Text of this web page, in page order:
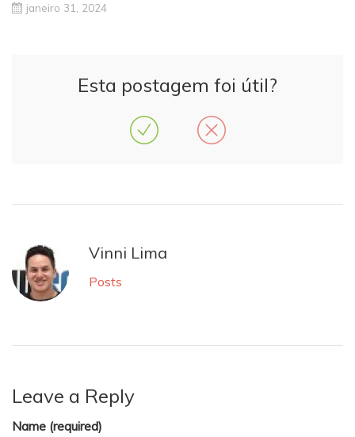
janeiro 31, 2024
Esta postagem foi útil?
Vinni Lima
Posts
Leave a Reply
Name (required)